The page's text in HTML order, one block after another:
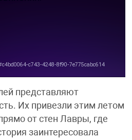
представляют
Их привезли этим летом
от стен Лавры, где
заинтересовала